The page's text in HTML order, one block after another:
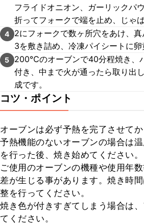
フライドオニオン、ガーリックパ
折ってフォークで端を止め、じゃ
4
2にフォークで数ヶ所穴をあけ、
3を敷き詰め、冷凍パイシートに卵
5
200℃のオーブンで40分程焼き、
付き、中まで火が通ったら取り出
成です。
コツ・ポイント
オーブンは必ず予熱を完了させてか
予熱機能のないオーブンの場合は
を行った後、焼き始めてください。
ご使用のオーブンの機種や使用年
差が生じる事があります。焼き時
整を行ってください。
焼き色が付きすぎてしまう場合は
てください。